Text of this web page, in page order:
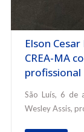
Elson
CREA-MA
profissional
São Luís, 6 de
Wesley Assis,